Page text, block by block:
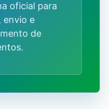
oficial para
envio e
de